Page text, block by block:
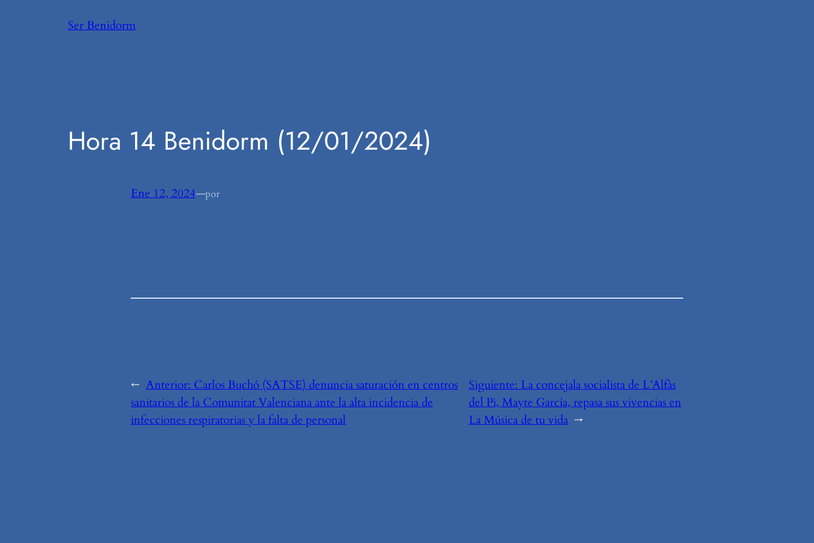
Ser Benidorm
Hora 14 Benidorm (12/01/2024)
Ene 12, 2024—por
← Anterior: Carlos Buchó (SATSE) denuncia saturación en centros
sanitarios de la Comunitat Valenciana ante la alta incidencia de
infecciones respiratorias y la falta de personal
Siguiente: La concejala socialista de L’Alfàs
del Pi, Mayte García, repasa sus vivencias en
La Música de tu vida →